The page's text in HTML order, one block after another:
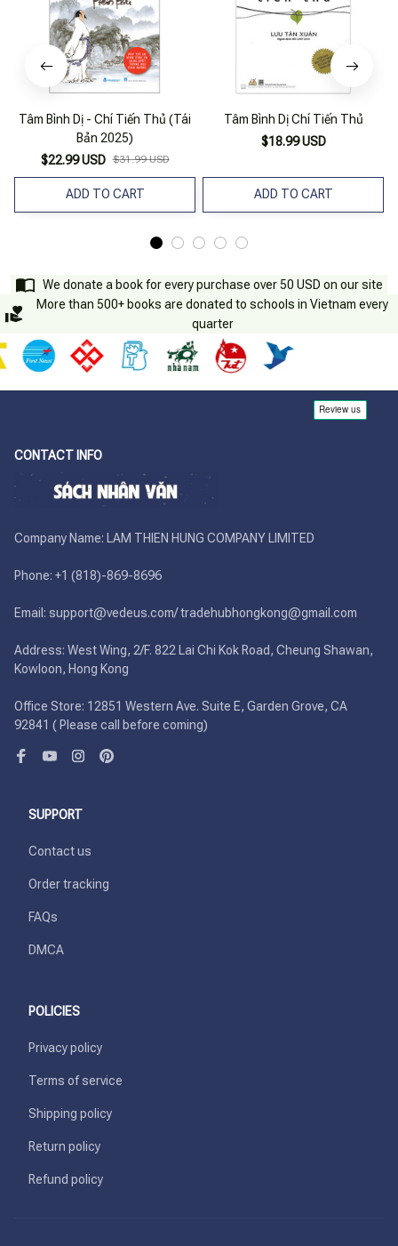
Tâm Bình Dị - Chí Tiến Thủ (Tái
Bản 2025)
$22.99 USD $31.99 USD
ADD TO CART
Tâm Bình Dị Chí Tiến Thủ
$18.99 USD
ADD TO CART
We donate a book for every purchase over 50 USD on our site
More than 500+ books are donated to schools in Vietnam every
quarter
CONTACT INFO
Company Name: LAM THIEN HUNG COMPANY LIMITED
Phone: +1 (818)-869-8696
Email: support@vedeus.com/ tradehubhongkong@gmail.com
Address: West Wing, 2/F. 822 Lai Chi Kok Road, Cheung Shawan,
Kowloon, Hong Kong
Office Store: 12851 Western Ave. Suite E, Garden Grove, CA
92841 ( Please call before coming)
SUPPORT
Contact us
Order tracking
FAQs
DMCA
POLICIES
Privacy policy
Terms of service
Shipping policy
Return policy
Refund policy